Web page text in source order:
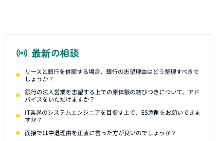
最新の相談
リースと銀行を併願する場合、銀行の志望理由はどう整理すべきで
しょうか？
銀行の法人営業を志望する上での原体験の結びつきについて、アド
バイスをいただけますか？
IT業界のシステムエンジニアを目指す上で、ES添削をお願いできま
すか？
面接では中退理由を正直に言った方が良いのでしょうか？